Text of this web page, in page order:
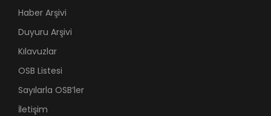
Haber Arşivi
Duyuru Arşivi
Kılavuzlar
OSB Listesi
Sayılarla OSB’ler
İletişim